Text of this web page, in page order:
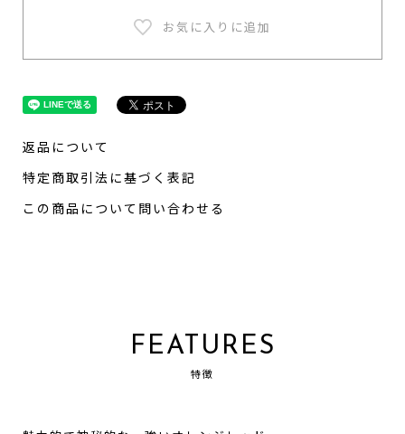
返品について
特定商取引法に基づく表記
この商品について問い合わせる
FEATURES
特徴